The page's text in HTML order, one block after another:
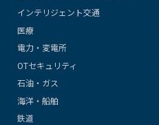
インテリジェント交通
医療
電力・変電所
OTセキュリティ
石油・ガス
海洋・船舶
鉄道